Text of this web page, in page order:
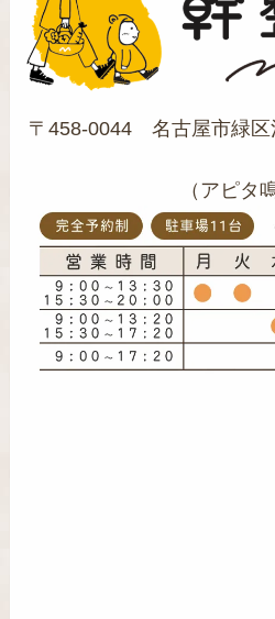
〒458-0044 名古屋市緑区
（アピタ